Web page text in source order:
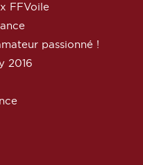
FFVoile
passionné !
2016